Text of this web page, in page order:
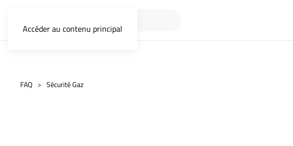
Accéder au contenu principal
FAQ Sécurité Gaz